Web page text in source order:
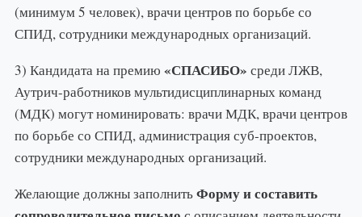
(минимум 5 человек), врачи центров по борьбе со
СПИД, сотрудники международных организаций.
3) Кандидата на премию «СПАСИБО» среди ЛЖВ,
Аутрич-работников мультидисциплинарных команд
(МДК) могут номинировать: врачи МДК, врачи центров
по борьбе со СПИД, администрация суб-проектов,
сотрудники международных организаций.
Желающие должны заполнитьФорму и составить